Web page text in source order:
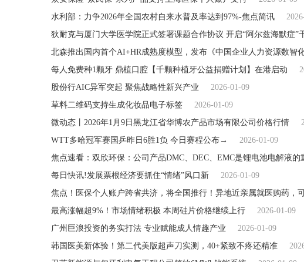
水利部：力争2026年全国农村自来水普及率达到97%-焦点简讯
狄耐克与厦门大学医学院正式签署课题合作协议 开启“阿尔兹海默症”
每人免费种1颗牙 鼎植口腔【千颗种植牙公益捐赠计划】在港启动
股份行AIC异军突起 聚焦战略性新兴产业
2026-01-09
草料二维码支持生成化妆品电子标签
2026-01-09
微动态丨2026年1月9日黑龙江省华博农产品市场有限公司价格行情
WTT多哈冠军赛国乒昨日6胜1负 今日赛程公布→
2026-01-09
焦点速看：双欣环保：公司产品DMC、DEC、EMC是锂电池电解液的
每日快讯!发展票根经济要抓住“情绪”风口新
2026-01-09
焦点！医保个人账户跨省共济，将全国推行！异地近亲属就医购药，
最高涨幅超9%！市场情绪积极 本周硅片价格继续上行
2026-01-09
广州巨浪投资的务实打法 专业赋能成人情趣产业
2026-01-09
韩国医美新体验！第二代美版超声刀实测，40+紧致不疼还精准